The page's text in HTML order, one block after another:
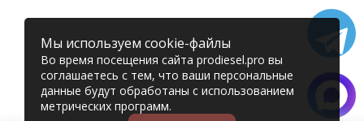
Мы используем cookie-файлы
Во время посещения сайта prodiesel.pro вы
соглашаетесь с тем, что ваши персональные
данные будут обработаны с использованием
метрических программ.